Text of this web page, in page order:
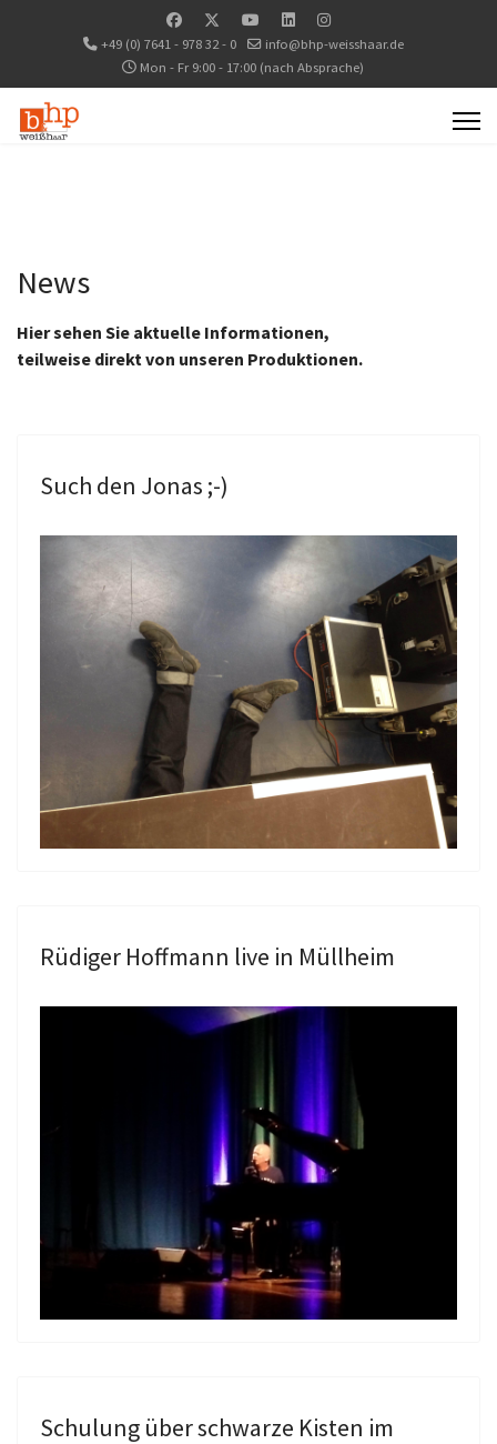
+49 (0) 7641 - 978 32 - 0
info@bhp-weisshaar.de
Mon - Fr 9:00 - 17:00 (nach Absprache)
News
Hier sehen Sie aktuelle Informationen,
teilweise direkt von unseren Produktionen.
Such den Jonas ;-)
Rüdiger Hoffmann live in Müllheim
Schulung über schwarze Kisten im